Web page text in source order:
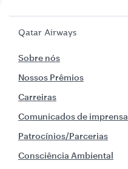
Qatar Airways
Sobre nós
Nossos Prêmios
Carreiras
Comunicados de imprensa
Patrocínios/Parcerias
Consciência Ambiental